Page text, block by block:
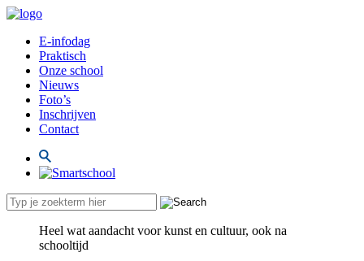
E-infodag
Praktisch
Onze school
Nieuws
Foto’s
Inschrijven
Contact
Heel wat aandacht voor kunst en cultuur, ook na
schooltijd